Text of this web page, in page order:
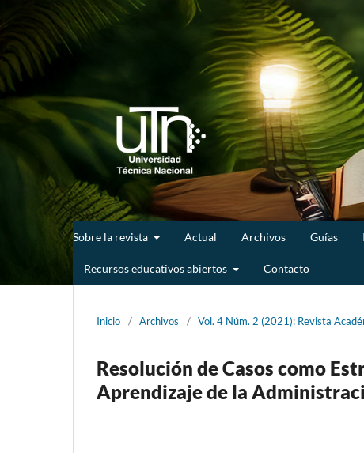
Sobre la revista Actual Archivos Guías
Recursos educativos abiertos Contacto
Inicio / Archivos / Vol. 4 Núm. 2 (2021): Revista
Resolución de Casos como
Aprendizaje de la